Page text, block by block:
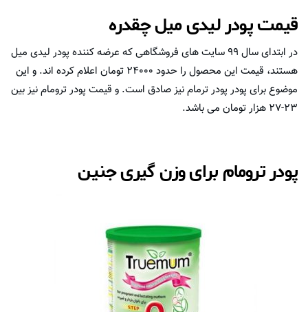
قیمت پودر لیدی میل چقدره
در ابتدای سال ۹۹ سایت های فروشگاهی که عرضه کننده پودر لیدی میل
هستند، قیمت این محصول را حدود ۲۴۰۰۰ تومان اعلام کرده اند. و این
موضوع برای پودر پودر ترمام نیز صادق است. و قیمت پودر ترومام نیز بین
۲۳-۲۷ هزار تومان می باشد.
پودر ترومام برای وزن گیری جنین